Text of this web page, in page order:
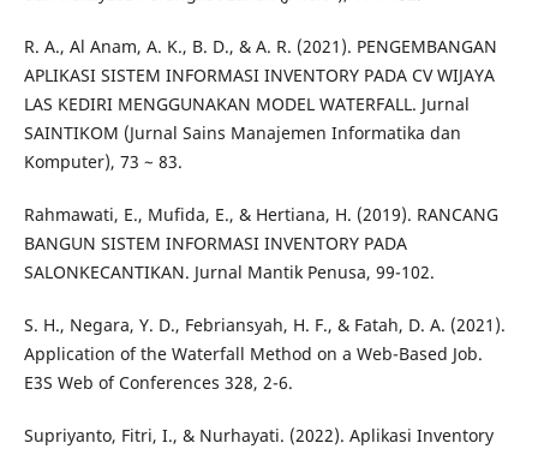
R. A., Al Anam, A. K., B. D., & A. R. (2021). PENGEMBANGAN
APLIKASI SISTEM INFORMASI INVENTORY PADA CV WIJAYA
LAS KEDIRI MENGGUNAKAN MODEL WATERFALL. Jurnal
SAINTIKOM (Jurnal Sains Manajemen Informatika dan
Komputer), 73 ~ 83.
Rahmawati, E., Mufida, E., & Hertiana, H. (2019). RANCANG
BANGUN SISTEM INFORMASI INVENTORY PADA
SALONKECANTIKAN. Jurnal Mantik Penusa, 99-102.
S. H., Negara, Y. D., Febriansyah, H. F., & Fatah, D. A. (2021).
Application of the Waterfall Method on a Web-Based Job.
E3S Web of Conferences 328, 2-6.
Supriyanto, Fitri, I., & Nurhayati. (2022). Aplikasi Inventory